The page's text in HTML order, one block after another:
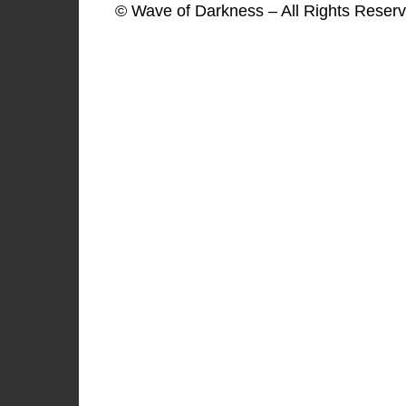
© Wave of Darkness – All Rights